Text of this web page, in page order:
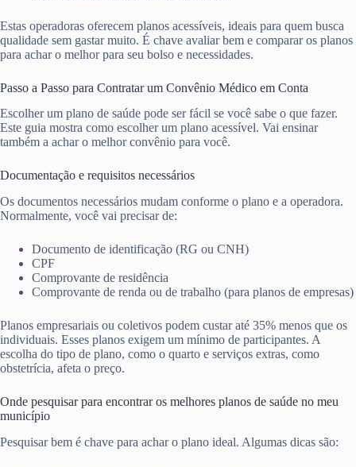
Estas operadoras oferecem planos acessíveis, ideais para quem busca
qualidade sem gastar muito. É chave avaliar bem e comparar os planos
para achar o melhor para seu bolso e necessidades.
Passo a Passo para Contratar um Convênio Médico em Conta
Escolher um plano de saúde pode ser fácil se você sabe o que fazer.
Este guia mostra como escolher um plano acessível. Vai ensinar
também a achar o melhor convênio para você.
Documentação e requisitos necessários
Os documentos necessários mudam conforme o plano e a operadora.
Normalmente, você vai precisar de:
Documento de identificação (RG ou CNH)
CPF
Comprovante de residência
Comprovante de renda ou de trabalho (para planos de empresas)
Planos empresariais ou coletivos podem custar até 35% menos que os
individuais. Esses planos exigem um mínimo de participantes. A
escolha do tipo de plano, como o quarto e serviços extras, como
obstetrícia, afeta o preço.
Onde pesquisar para encontrar os melhores planos de saúde no meu
município
Pesquisar bem é chave para achar o plano ideal. Algumas dicas são: